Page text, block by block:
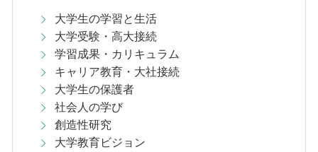
大学生の学習と生活
大学受験・高大接続
学習成果・カリキュラム
キャリア教育・大社接続
大学生の保護者
社会人の学び
創造性研究
大学教育ビジョン